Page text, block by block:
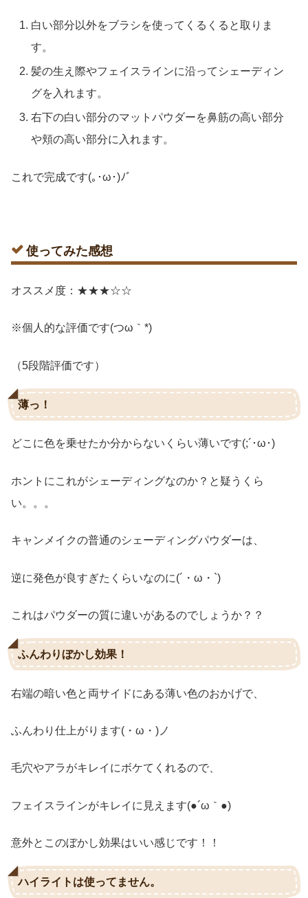
白い部分以外をブラシを使ってくるくると取りま
す。
髪の生え際やフェイスラインに沿ってシェーディン
グを入れます。
右下の白い部分のマットパウダーを鼻筋の高い部分
や頬の高い部分に入れます。
これで完成です(｡･ω･)ﾉﾞ
使ってみた感想
オススメ度：★★★☆☆
※個人的な評価です(つω｀*)
（5段階評価です）
薄っ！
どこに色を乗せたか分からないくらい薄いです(;´･ω･)
ホントにこれがシェーディングなのか？と疑うくら
い。。。
キャンメイクの普通のシェーディングパウダーは、
逆に発色が良すぎたくらいなのに(´・ω・`)
これはパウダーの質に違いがあるのでしょうか？？
ふんわりぼかし効果！
右端の暗い色と両サイドにある薄い色のおかげで、
ふんわり仕上がります(・ω・)ノ
毛穴やアラがキレイにボケてくれるので、
フェイスラインがキレイに見えます(●´ω｀●)
意外とこのぼかし効果はいい感じです！！
ハイライトは使ってません。